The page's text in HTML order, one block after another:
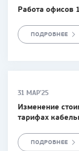
Работа офисов
ПОДРОБНЕЕ
31 МАР'25
Изменение
тарифах
ПОДРОБНЕЕ